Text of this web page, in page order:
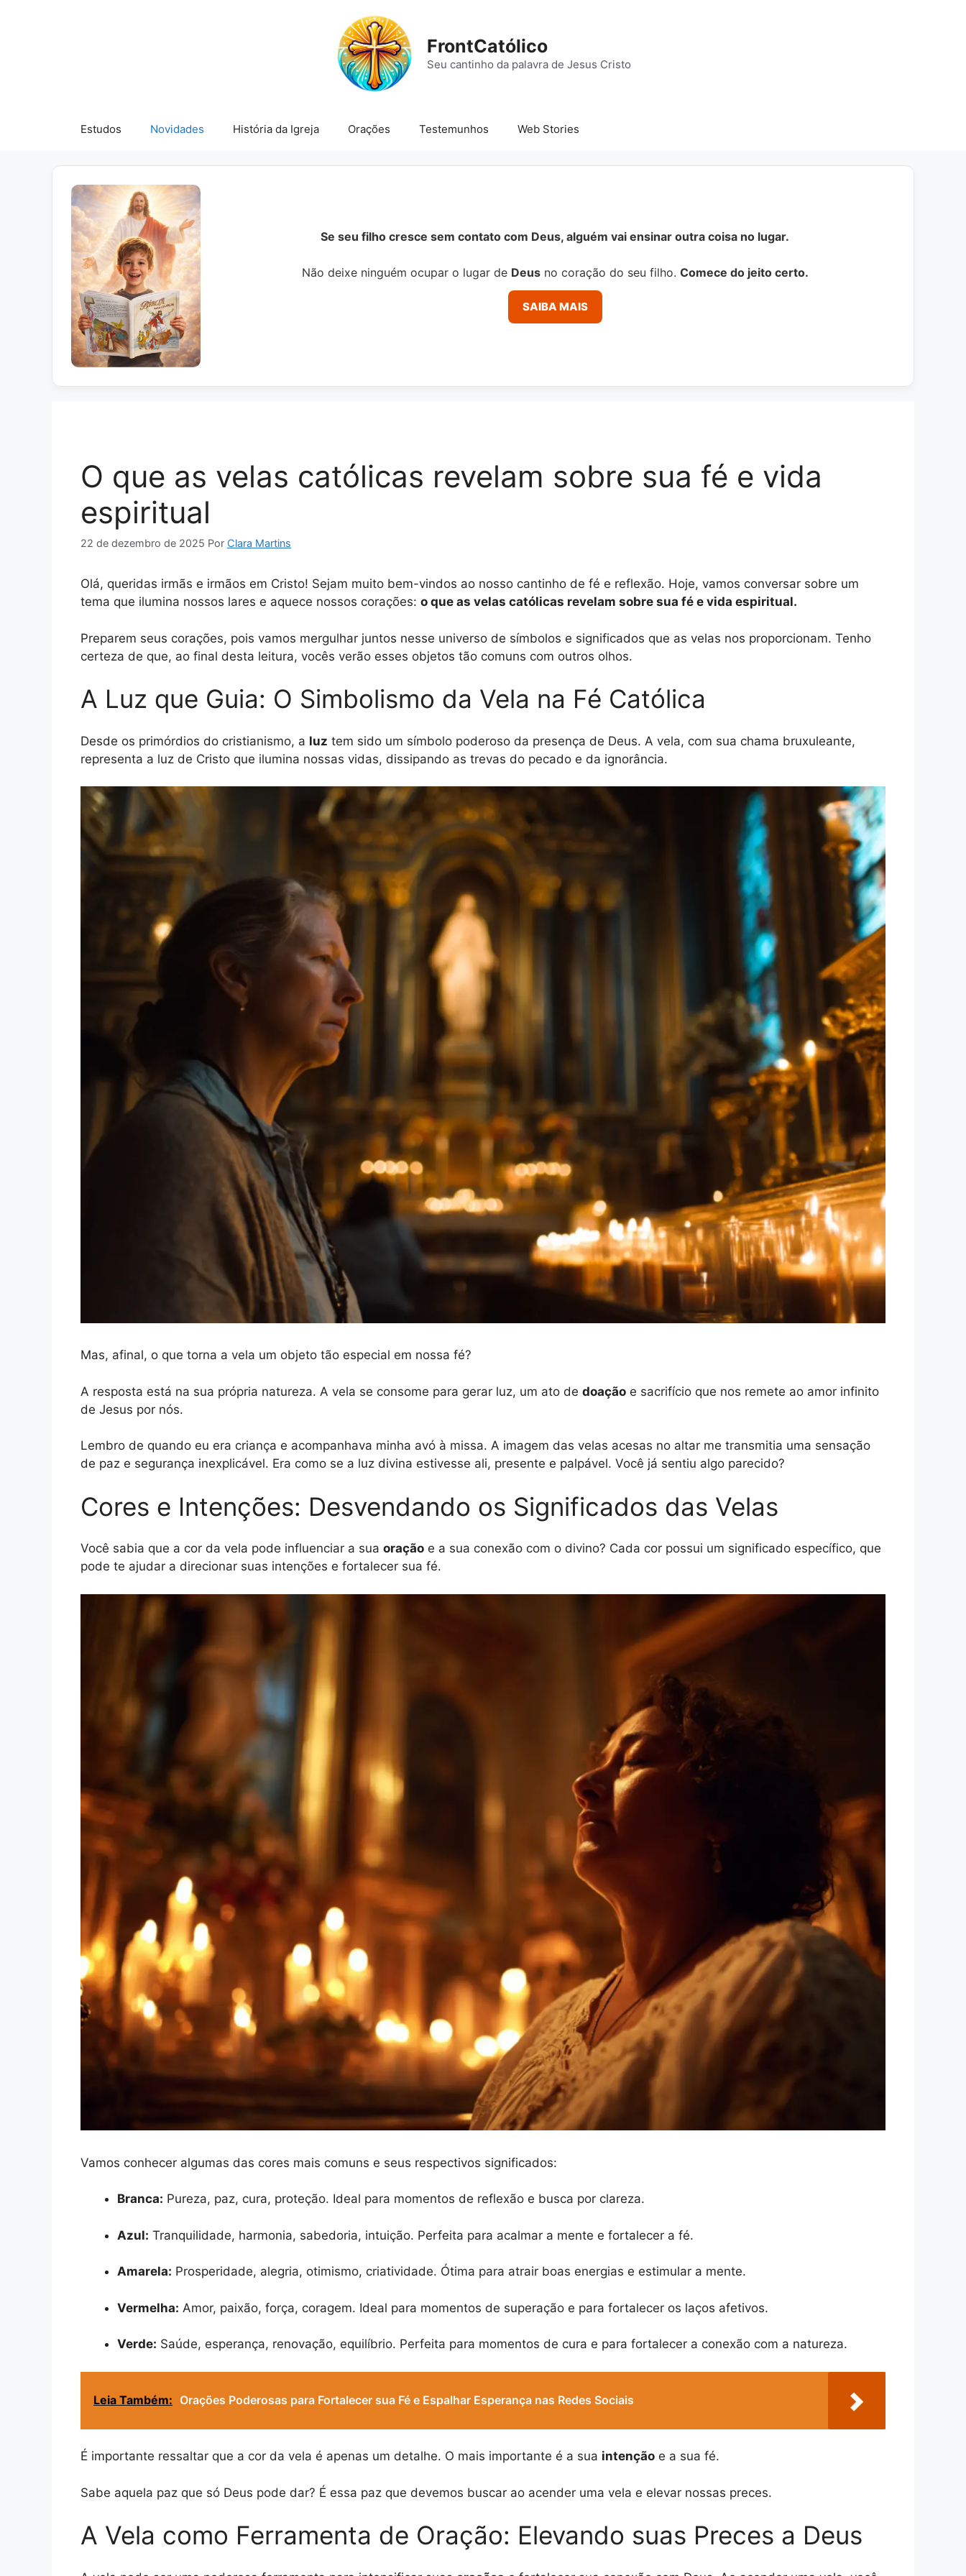
FrontCatólico
Seu cantinho da palavra de Jesus Cristo
Estudos Novidades História da Igreja Orações Testemunhos Web Stories
Se seu filho cresce sem contato com Deus, alguém vai ensinar outra coisa no lugar.
Não deixe ninguém ocupar o lugar de Deusno coração do seu filho. Comece do jeito certo.
SAIBA MAIS
O que as velas católicas revelam sobre sua fé e vida
espiritual
22 de dezembro de 2025 Por Clara Martins
Olá, queridas irmãs e irmãos em Cristo! Sejam muito bem-vindos ao nosso cantinho de fé e reflexão. Hoje, vamos conversar sobre um
tema que ilumina nossos lares e aquece nossos corações: o que as velas católicas revelam sobre sua fé e vida espiritual.
Preparem seus corações, pois vamos mergulhar juntos nesse universo de símbolos e significados que as velas nos proporcionam. Tenho
certeza de que, ao final desta leitura, vocês verão esses objetos tão comuns com outros olhos.
A Luz que Guia: O Simbolismo da Vela na Fé Católica
Desde os primórdios do cristianismo, a luz tem sido um símbolo poderoso da presença de Deus. A vela, com sua chama bruxuleante,
representa a luz de Cristo que ilumina nossas vidas, dissipando as trevas do pecado e da ignorância.
Mas, afinal, o que torna a vela um objeto tão especial em nossa fé?
A resposta está na sua própria natureza. A vela se consome para gerar luz, um ato de doação e sacrifício que nos remete ao amor infinito
de Jesus por nós.
Lembro de quando eu era criança e acompanhava minha avó à missa. A imagem das velas acesas no altar me transmitia uma sensação
de paz e segurança inexplicável. Era como se a luz divina estivesse ali, presente e palpável. Você já sentiu algo parecido?
Cores e Intenções: Desvendando os Significados das Velas
Você sabia que a cor da vela pode influenciar a sua oração e a sua conexão com o divino? Cada cor possui um significado específico, que
pode te ajudar a direcionar suas intenções e fortalecer sua fé.
Vamos conhecer algumas das cores mais comuns e seus respectivos significados:
Branca: Pureza, paz, cura, proteção. Ideal para momentos de reflexão e busca por clareza.
Azul: Tranquilidade, harmonia, sabedoria, intuição. Perfeita para acalmar a mente e fortalecer a fé.
Amarela: Prosperidade, alegria, otimismo, criatividade. Ótima para atrair boas energias e estimular a mente.
Vermelha: Amor, paixão, força, coragem. Ideal para momentos de superação e para fortalecer os laços afetivos.
Verde: Saúde, esperança, renovação, equilíbrio. Perfeita para momentos de cura e para fortalecer a conexão com a natureza.
Leia Também: Orações Poderosas para Fortalecer sua Fé e Espalhar Esperança nas Redes Sociais
É importante ressaltar que a cor da vela é apenas um detalhe. O mais importante é a sua intenção e a sua fé.
Sabe aquela paz que só Deus pode dar? É essa paz que devemos buscar ao acender uma vela e elevar nossas preces.
A Vela como Ferramenta de Oração: Elevando suas Preces a Deus